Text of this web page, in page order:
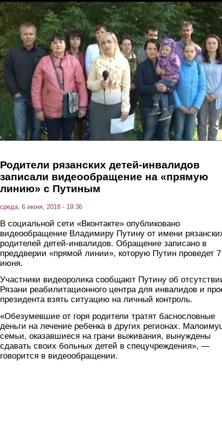
Перейти к основному содержанию
Родители рязанских детей-инвалидов
записали видеообращение на «прямую
линию» с Путиным
среда, 6 июня, 2018 - 19:36
В социальной сети «Вконтакте» опубликовано
видеообращение Владимиру Путину от имени
родителей детей-инвалидов. Обращение записано в
преддверии «прямой линии», которую Путин проведет 7
июня.
Участники видеоролика сообщают Путину об
Рязани реабилитационного центра для инвалидов и
президента взять ситуацию на личный контроль.
«Обезумевшие от горя родители тратят баснословные
деньги на лечение ребенка в других регионах.
семьи, оказавшиеся на грани выживания, вынуждены
сдавать своих больных детей в спецучреждения», —
говорится в видеообращении.